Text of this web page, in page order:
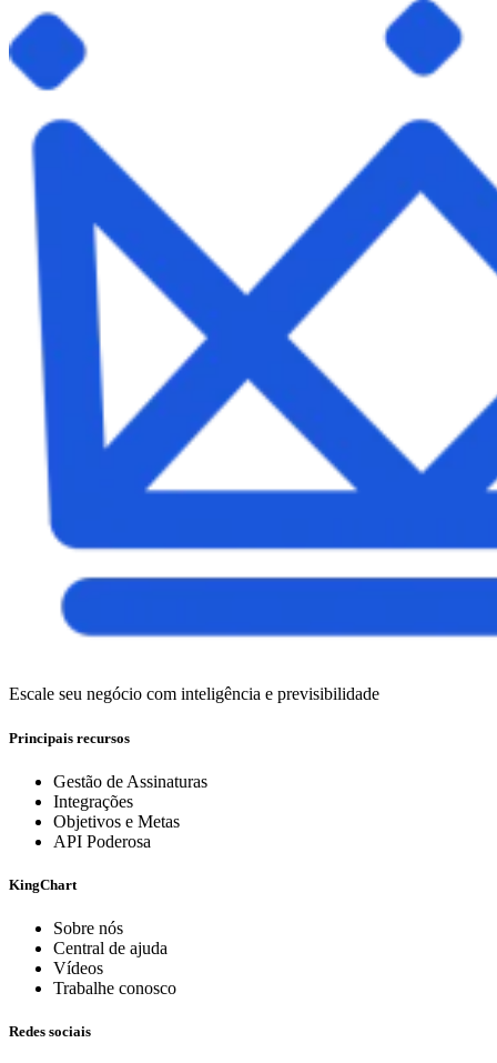
Escale seu negócio com inteligência e previsibilidade
Principais recursos
Gestão de Assinaturas
Integrações
Objetivos e Metas
API Poderosa
KingChart
Sobre nós
Central de ajuda
Vídeos
Trabalhe conosco
Redes sociais